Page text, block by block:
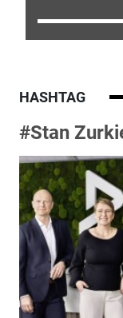
HASHTAG
#Stan